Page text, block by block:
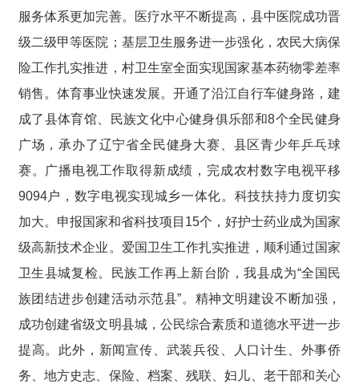
服务体系更加完善。医疗水平不断提高，县中医院成功晋
级二级甲等医院；基层卫生服务进一步强化，农民大病保
险工作扎实推进，村卫生室全面实现国家基本药物零差率
销售。体育事业快速发展。开通了沿江自行车健身路，建
成了县体育馆、民族文化中心健身俱乐部和8个全民健身
广场，承办了辽宁省全民健身大赛、县区青少年乒乓球
赛。广播电视工作取得新成绩，完成农村数字电视平移
9094户，数字电视实现城乡一体化。科技扶持力度切实
加大。申报国家和省科技项目15个，好护士药业成为国家
级高新技术企业。爱国卫生工作扎实推进，顺利通过国家
卫生县城复检。民族工作再上新台阶，我县成为“全国民
族团结进步创建活动示范县”。精神文明建设不断加强，
成功创建省级文明县城，公民综合素质和道德水平进一步
提高。此外，新闻宣传、武装兵役、人口计生、外事侨
务、地方史志、保险、档案、残联、妇儿、老干部和关心